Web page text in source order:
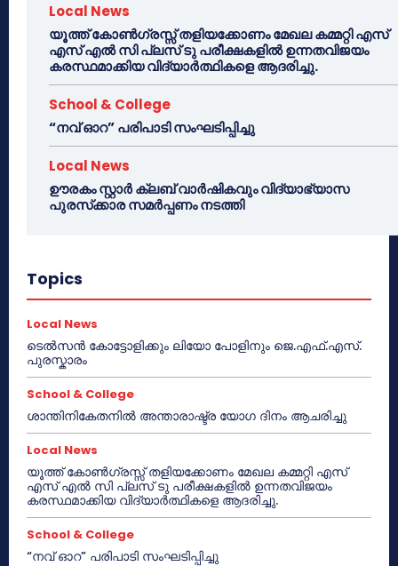
Local News
യൂത്ത് കോൺഗ്രസ്സ് തളിയക്കോണം മേഖല കമ്മറ്റി എസ്
എസ് എൽ സി പ്ലസ് ടു പരീക്ഷകളിൽ ഉന്നതവിജയം
കരസ്ഥമാക്കിയ വിദ്യാർത്ഥികളെ ആദരിച്ചു.
School & College
“നവ് ഓറ” പരിപാടി സംഘടിപ്പിച്ചു
Local News
ഊരകം സ്റ്റാർ ക്ലബ് വാർഷികവും വിദ്യാഭ്യാസ
പുരസ്‌ക്കാര സമർപ്പണം നടത്തി
Topics
Local News
ടെൽസൻ കോട്ടോളിക്കും ലിയോ പോളിനും ജെ.എഫ്.എസ്.
പുരസ്കാരം
School & College
ശാന്തിനികേതനിൽ അന്താരാഷ്ട്ര യോഗ ദിനം ആചരിച്ചു
Local News
യൂത്ത് കോൺഗ്രസ്സ് തളിയക്കോണം മേഖല കമ്മറ്റി എസ്
എസ് എൽ സി പ്ലസ് ടു പരീക്ഷകളിൽ ഉന്നതവിജയം
കരസ്ഥമാക്കിയ വിദ്യാർത്ഥികളെ ആദരിച്ചു.
School & College
“നവ് ഓറ” പരിപാടി സംഘടിപ്പിച്ചു